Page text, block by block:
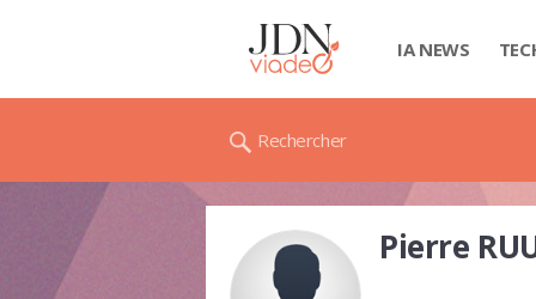
IA NEWS
Rechercher
Pierre